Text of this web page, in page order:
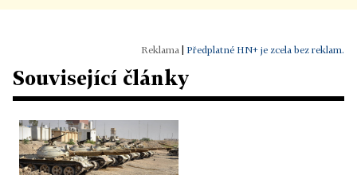
Předplatné HN+ je zcela bez reklam.
Související články